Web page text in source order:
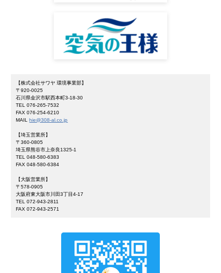
【株式会社サワヤ 環境事業部】
〒920-0025
石川県金沢市駅西本町3-18-30
TEL 076-265-7532
FAX 076-254-6210
MAILhie@308-al.co.jp
【埼玉営業所】
〒360-0805
埼玉県熊谷市上奈良1325-1
TEL 048-580-6383
FAX 048-580-6384
【大阪営業所】
〒578-0905
大阪府東大阪市川田3丁目4-17
TEL 072-943-2811
FAX 072-943-2571